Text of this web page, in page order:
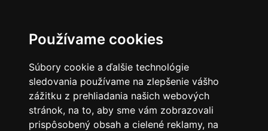
Používame cookies
Súbory cookie a ďalšie technológie
sledovania používame na zlepšenie vášho
zážitku z prehliadania našich webových
stránok, na to, aby sme vám zobrazovali
prispôsobený obsah a cielené reklamy, na